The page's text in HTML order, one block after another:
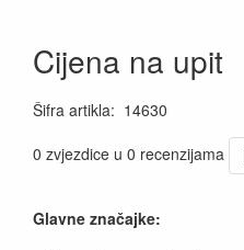
Cijena na upit
Šifra artikla: 14630
0 zvjezdice u 0 recenzijama
Glavne značajke: